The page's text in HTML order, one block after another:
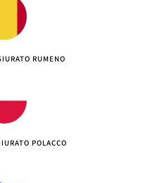
RUMENO
POLACCO